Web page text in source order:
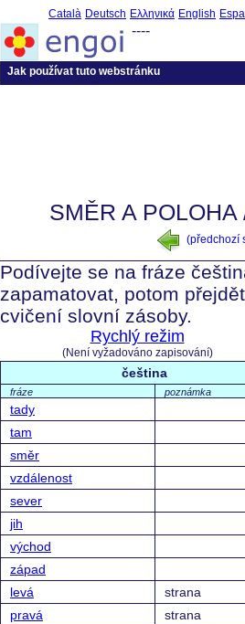
Català Deutsch Ελληνικά English
----
Jak používat tuto webstránku
SMĚR A
(předchozí
Podívejte se na fráze
zapamatovat, potom
cvičení slovní zásoby.
Rychlý režim
(Není vyžadováno zapisování)
čeština
fráze poznámka
tady
tam
směr
vzdálenost
sever
jih
východ
západ
levá
strana
pravá
strana